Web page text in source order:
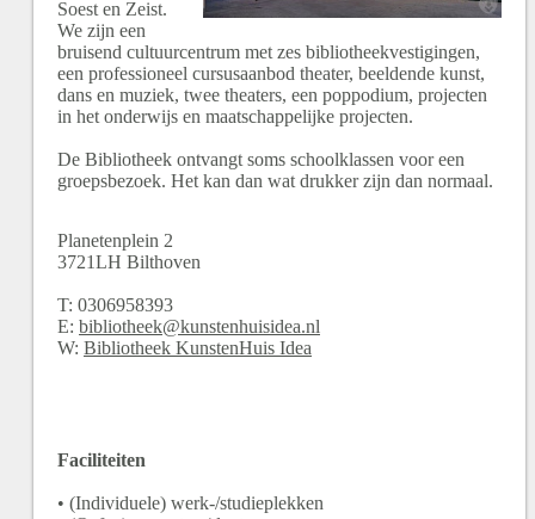
Soest en Zeist.
We zijn een
bruisend cultuurcentrum met zes bibliotheekvestigingen,
een professioneel cursusaanbod theater, beeldende kunst,
dans en muziek, twee theaters, een poppodium, projecten
in het onderwijs en maatschappelijke projecten.
De Bibliotheek ontvangt soms schoolklassen voor een
groepsbezoek. Het kan dan wat drukker zijn dan normaal.
Planetenplein 2
3721LH Bilthoven
T: 0306958393
E: bibliotheek@kunstenhuisidea.nl
W: Bibliotheek KunstenHuis Idea
Faciliteiten
• (Individuele) werk-/studieplekken